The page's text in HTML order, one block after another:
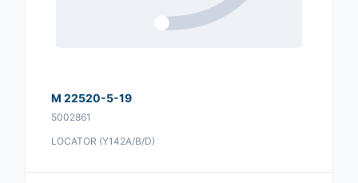
M 22520-5-19
5002861
LOCATOR (Y142A/B/D)